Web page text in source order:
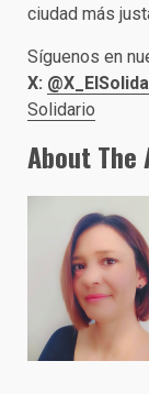
ciudad más
Síguenos en
X:
Solidario
About The